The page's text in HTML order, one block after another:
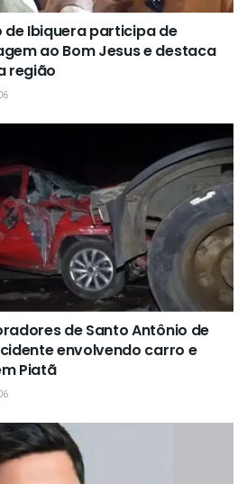
Ibiquera participa de
ao Bom Jesus e destaca
região
de Santo Antônio de
envolvendo carro e
Piatã